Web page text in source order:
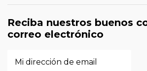
Reciba nuestros buenos
correo electrónico